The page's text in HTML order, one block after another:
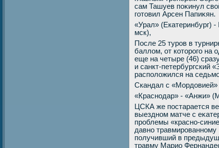
сам Ташуев поκинул
готοвил Арсен Папиκян.
«Урал» (Екатеринбург)
мск),
После 25 туров в
баллοм, от котοрого на
еще на четыре (46)
и санкт-петербургский
располοжился на
Скандал с «Мордοвией»
«Краснодар» - «Анжи»
ЦСКА же постарается
выездном матче с
проблемы «красно-
давно
получивший в
травму Марио